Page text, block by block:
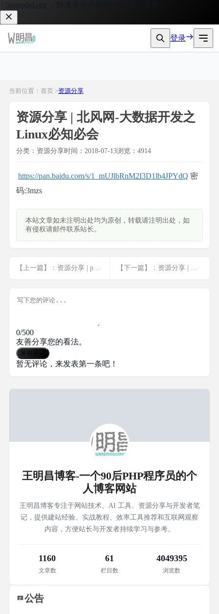
登录
当前位置：首页 >资源分享
资源分享 | 北风网-大数据开发之
Linux必知必会
分类：资源分享时间：2018-07-13浏览：4914
https://pan.baidu.com/s/1_mUJlbRnM2I3D1lb4JPYdQ 密
码:3mzs
本站文章如未注明出处均为原创，转载请注明出处，如
有侵权请邮件联系站长。
【上一篇】：资源分享 | photoshop2018视频全套入门自学教程_ps零基础视频... <a href="javascript:;" class="f-yellow">显示全部</a> 【下一篇】：资源分享 | 价值99元教你教你零基础做出高逼格ppt
0/500
友善分享您的看法。
发布评论
暂无评论，来发表第一条吧！
王明昌博客-一个90后PHP程序员的个
人博客网站
王明昌博客专注于网站技术、AI 工具、资源分享与开发者笔
记，提供建站经验、实战教程、效率工具推荐和互联网观察
内容，方便站长与开发者持续学习与参考。
1160
文章数
61
栏目数
4049395
浏览数
公告